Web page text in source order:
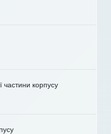
частини корпусу